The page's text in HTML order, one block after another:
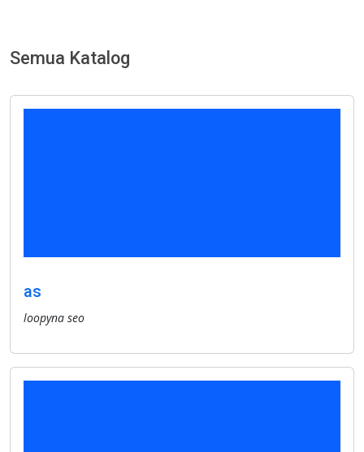
Semua Katalog
as
loopyna seo